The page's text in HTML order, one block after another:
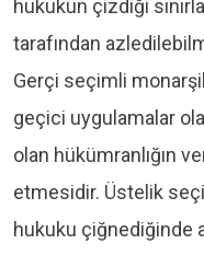
hukukun çizdiği
tarafından
Gerçi seçimli
geçici uygulamalar
olan hükümranlığın
etmesidir. Üstelik
hukuku çiğnediğinde